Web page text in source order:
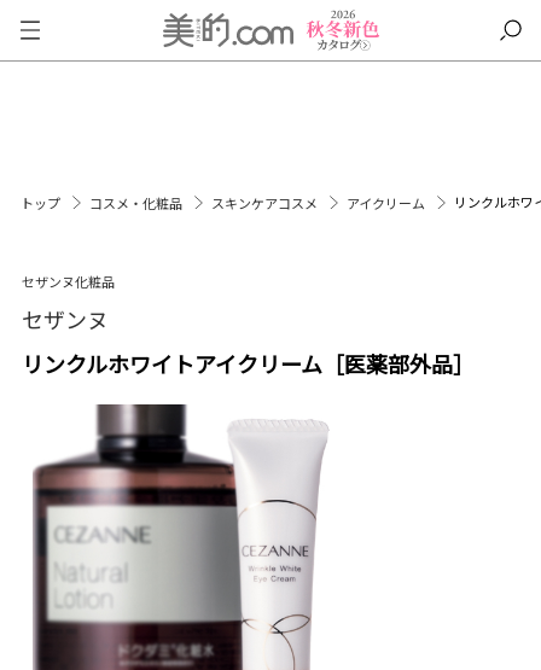
トップ コスメ・化粧品 スキンケアコスメ アイクリーム リンクルホワ
セザンヌ化粧品
セザンヌ
リンクルホワイトアイクリーム［医薬部外品］